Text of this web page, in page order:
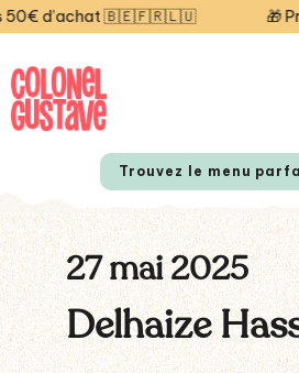
50€ d’achat 🇧🇪🇫🇷🇱🇺 🎁
Trouvez le menu
27 mai 2025
Delhaize